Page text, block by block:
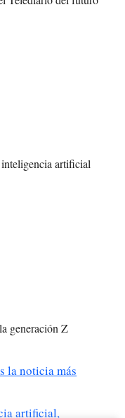
artificial
generación Z
la noticia más
artificial,